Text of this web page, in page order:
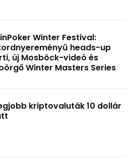
Winter Festival:
heads-up
új Mosböck-videó és
Winter Masters Series
kriptovaluták 10 dollár